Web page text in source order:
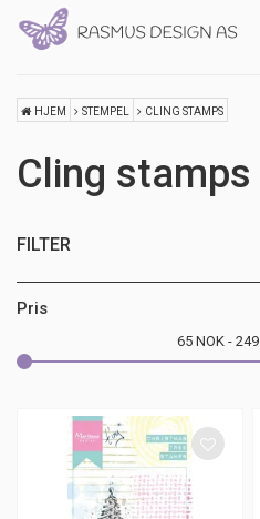
HJEM STEMPEL CLING STAMPS
Cling stamps
FILTER
Sesong
Merke
Pris
65 NOK 249